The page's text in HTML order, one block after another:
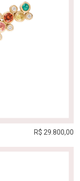
R$ 29.800,00